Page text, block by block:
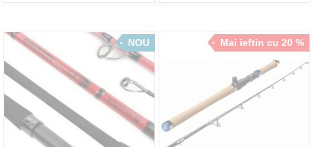
NOU Mai ieftin cu 20 %